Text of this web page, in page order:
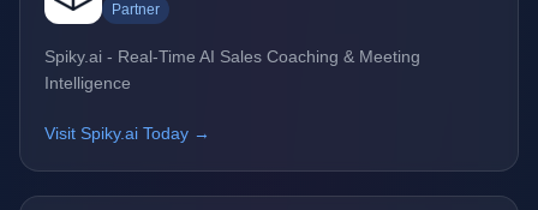
Partner
Spiky.ai - Real-Time AI Sales Coaching & Meeting
Intelligence
Visit Spiky.ai Today →